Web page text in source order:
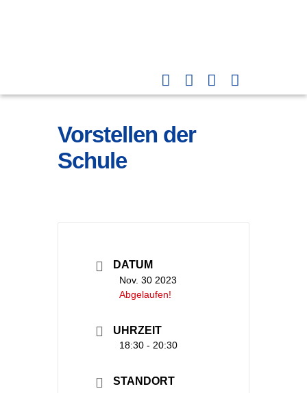
Vorstellen der
Schule
DATUM
Nov. 30 2023
Abgelaufen!
UHRZEIT
18:30 - 20:30
STANDORT